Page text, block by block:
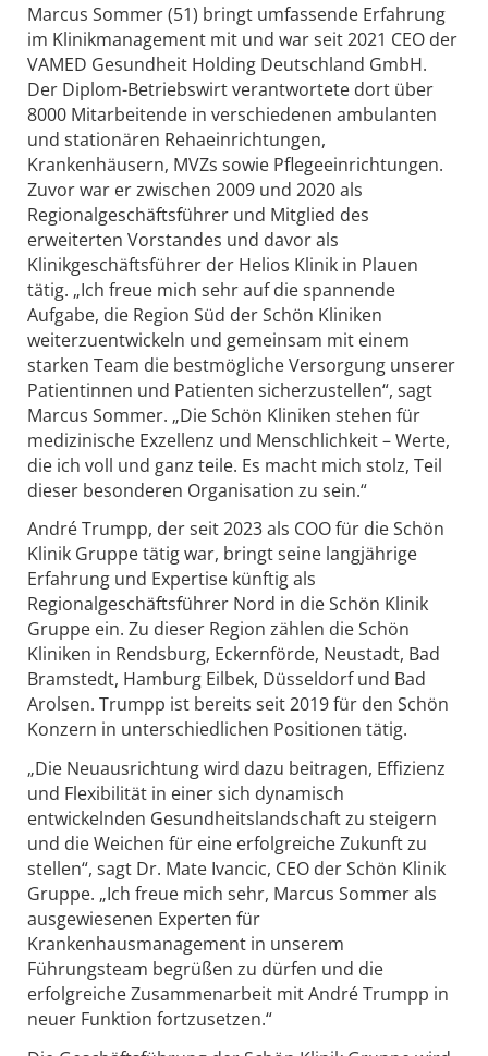
Marcus Sommer (51) bringt umfassende Erfahrung
im Klinikmanagement mit und war seit 2021 CEO der
VAMED Gesundheit Holding Deutschland GmbH.
Der Diplom-Betriebswirt verantwortete dort über
8000 Mitarbeitende in verschiedenen ambulanten
und stationären Rehaeinrichtungen,
Krankenhäusern, MVZs sowie Pflegeeinrichtungen.
Zuvor war er zwischen 2009 und 2020 als
Regionalgeschäftsführer und Mitglied des
erweiterten Vorstandes und davor als
Klinikgeschäftsführer der Helios Klinik in Plauen
tätig. „Ich freue mich sehr auf die spannende
Aufgabe, die Region Süd der Schön Kliniken
weiterzuentwickeln und gemeinsam mit einem
starken Team die bestmögliche Versorgung unserer
Patientinnen und Patienten sicherzustellen“, sagt
Marcus Sommer. „Die Schön Kliniken stehen für
medizinische Exzellenz und Menschlichkeit – Werte,
die ich voll und ganz teile. Es macht mich stolz, Teil
dieser besonderen Organisation zu sein.“
AndréTrumpp, der seit 2023 als COO für die Schön
Klinik Gruppe tätig war, bringt seine langjährige
Erfahrung und Expertise künftig als
Regionalgeschäftsführer Nord in die Schön Klinik
Gruppe ein. Zu dieser Region zählen die Schön
Kliniken in Rendsburg, Eckernförde, Neustadt, Bad
Bramstedt, Hamburg Eilbek, Düsseldorf und Bad
Arolsen. Trumpp ist bereits seit 2019 für den Schön
Konzern in unterschiedlichen Positionen tätig.
„Die Neuausrichtung wird dazu beitragen, Effizienz
und Flexibilität in einer sich dynamisch
entwickelnden Gesundheitslandschaft zu steigern
und die Weichen für eine erfolgreiche Zukunft zu
stellen“, sagt Dr. Mate Ivancic, CEO der Schön Klinik
Gruppe. „Ich freue mich sehr, Marcus Sommer als
ausgewiesenen Experten für
Krankenhausmanagement in unserem
Führungsteam begrüßen zu dürfen und die
erfolgreiche Zusammenarbeit mit André Trumpp in
neuer Funktion fortzusetzen.“